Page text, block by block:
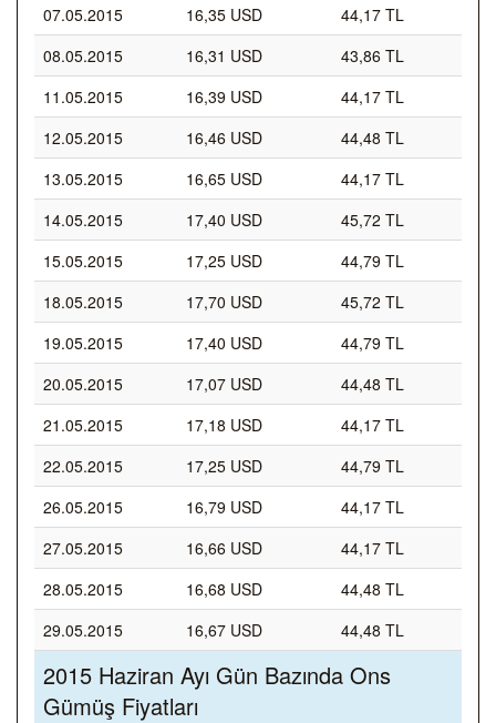
07.05.2015
16,35 USD
44,17 TL
08.05.2015
16,31 USD
43,86 TL
11.05.2015
16,39 USD
44,17 TL
12.05.2015
16,46 USD
44,48 TL
13.05.2015
16,65 USD
44,17 TL
14.05.2015
17,40 USD
45,72 TL
15.05.2015
17,25 USD
44,79 TL
18.05.2015
17,70 USD
45,72 TL
19.05.2015
17,40 USD
44,79 TL
20.05.2015
17,07 USD
44,48 TL
21.05.2015
17,18 USD
44,17 TL
22.05.2015
17,25 USD
44,79 TL
26.05.2015
16,79 USD
44,17 TL
27.05.2015
16,66 USD
44,17 TL
28.05.2015
16,68 USD
44,48 TL
29.05.2015
16,67 USD 44,48 TL
2015 Haziran Ayı Gün Bazında Ons
Gümüş Fiyatları